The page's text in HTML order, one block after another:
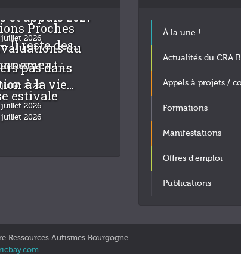
et appuis 2027
juillet 2026
Proches
Il reste des...
juillet 2026
du
:...
juillet 2026
pas dans
à la vie...
juillet 2026
estivale
juillet 2026
À la une !
Actualités du CRA
Appels à projets /
Formations
Manifestations
Offres d'emploi
Publications
Ressources Autismes Bourgogne